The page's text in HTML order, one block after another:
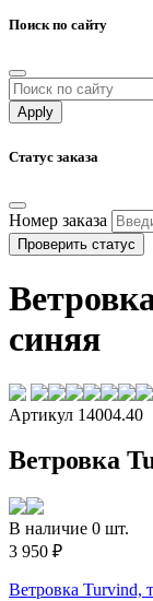
Поиск по сайту
Статус заказа
Номер заказа
Проверить статус
синяя
Артикул 14004.40
Ветровка
В наличие 0 шт.
3 950 ₽
Ветровка Turvind,